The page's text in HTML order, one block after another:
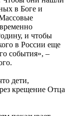
в Боге и
и чтобы
в России еще
события», –
дети,
крещение Отца